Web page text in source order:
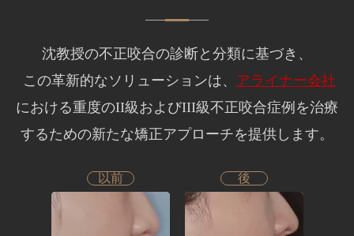
沈教授の不正咬合の診断と分類に基づき、
この革新的なソリューションは、 アライナー会社
における重度のII級およびIII級不正咬合症例を治療
するための新たな矯正アプローチを提供します。
以前 後